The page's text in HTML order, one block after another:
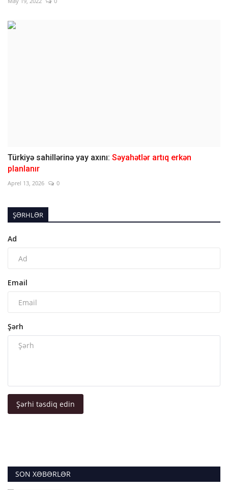
Türkiyə sahillərinə yay axını: Səyahətlər artıq erkən
planlanır
Aprel 13, 2026 0
ŞƏRHLƏR
Ad
Email
Şərh
Şərhi təsdiq edin
SON XƏBƏRLƏR